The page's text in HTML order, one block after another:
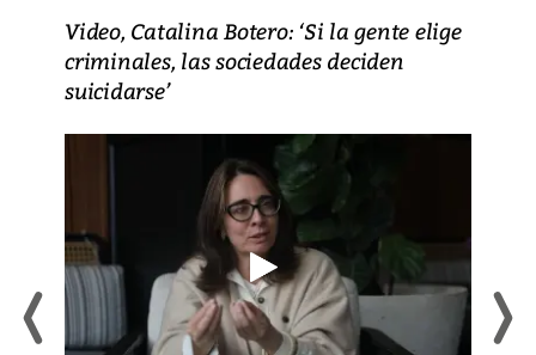
Video, Catalina Botero: ‘Si la gente elige
criminales, las sociedades deciden
suicidarse’